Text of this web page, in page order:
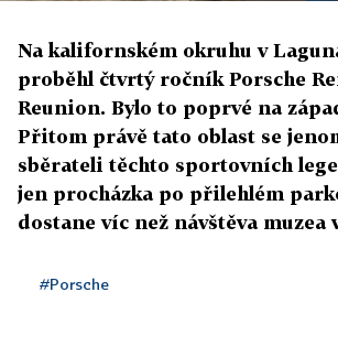
Na kalifornském okruhu v
proběhl čtvrtý ročník Porsche
Reunion. Bylo to poprvé na
Přitom právě tato oblast se
sběrateli těchto sportovních
jen procházka po přilehlém
dostane víc než návštěva muzea
#Porsche